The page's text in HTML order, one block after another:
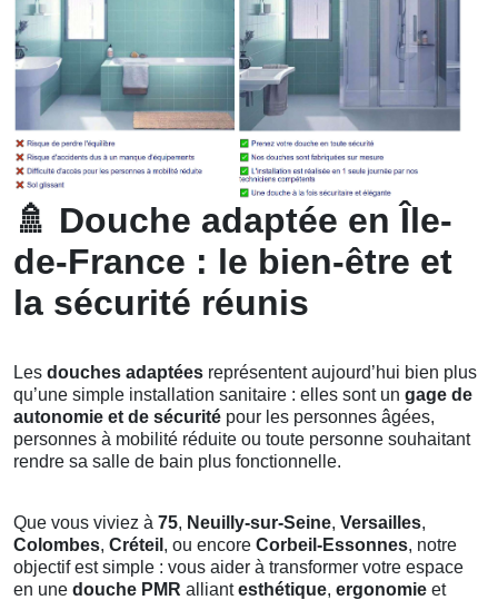
🚿 Douche adaptée en Île-
de-France : le bien-être et
la sécurité réunis
Les douches adaptées représentent aujourd’hui bien plus
qu’une simple installation sanitaire : elles sont un gage de
autonomie et de sécurité pour les personnes âgées,
personnes à mobilité réduite ou toute personne souhaitant
rendre sa salle de bain plus fonctionnelle.
Que vous viviez à 75, Neuilly-sur-Seine, Versailles,
Colombes, Créteil , ou encore Corbeil-Essonnes, notre
objectif est simple : vous aider à transformer votre espace
en une douche PMR alliantesthétique, ergonomie et